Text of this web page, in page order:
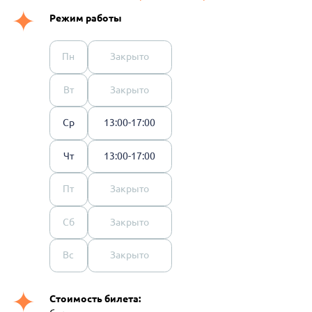
Режим работы
Пн Закрыто
Вт Закрыто
Ср 13:00-17:00
Чт 13:00-17:00
Пт Закрыто
Сб Закрыто
Вс Закрыто
Стоимость билета: